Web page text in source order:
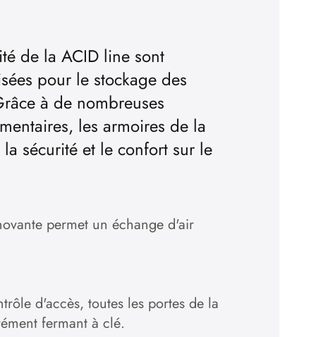
de la ACID line sont
pour le stockage des
à de nombreuses
les armoires de la
sécurité et le confort sur le
permet un échange d'air
d'accès, toutes les portes de la
fermant à clé.